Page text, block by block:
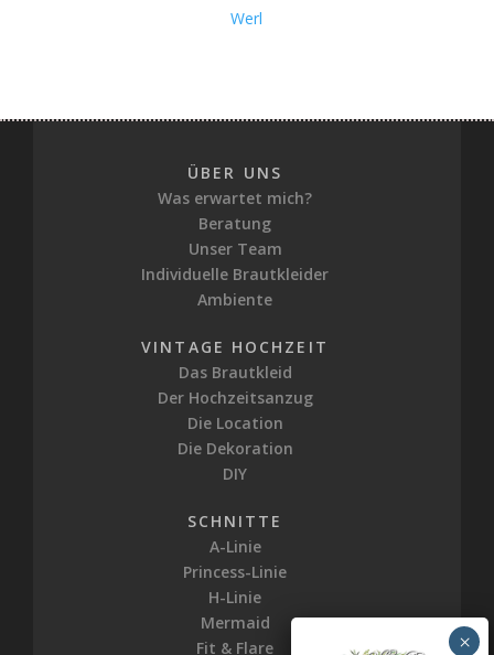
Werl
ÜBER UNS
Was erwartet mich?
Beratung
Unser Team
Individuelle Brautkleider
Ambiente
VINTAGE HOCHZEIT
Das Brautkleid
Der Hochzeitsanzug
Die Location
Die Dekoration
DIY
SCHNITTE
A-Linie
Princess-Linie
H-Linie
Mermaid
Fit & Flare